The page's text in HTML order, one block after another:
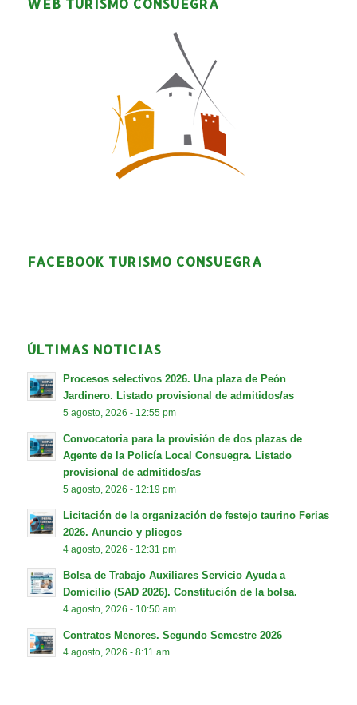
FACEBOOK TURISMO CONSUEGRA
ÚLTIMAS NOTICIAS
Procesos selectivos 2026. Una plaza de Peón
Jardinero. Listado provisional de admitidos/as
5 agosto, 2026 - 12:55 pm
Convocatoria para la provisión de dos plazas de
Agente de la Policía Local Consuegra. Listado
provisional de admitidos/as
5 agosto, 2026 - 12:19 pm
Licitación de la organización de festejo taurino Ferias
2026. Anuncio y pliegos
4 agosto, 2026 - 12:31 pm
Bolsa de Trabajo Auxiliares Servicio Ayuda a
Domicilio (SAD 2026). Constitución de la bolsa.
4 agosto, 2026 - 10:50 am
Contratos Menores. Segundo Semestre 2026
4 agosto, 2026 - 8:11 am